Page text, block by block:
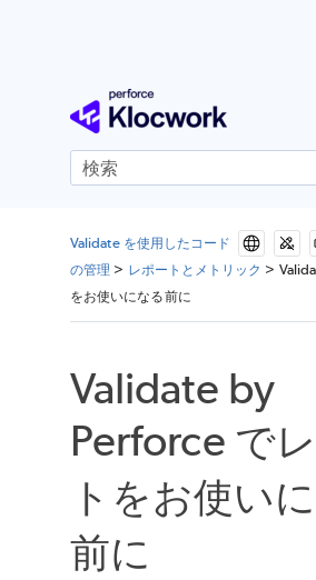
メイン コンテンツにス
Validate を使用したコード
の管理 > レポートとメトリック >
をお使いになる前に
Validate by
Perforce で
トをお使い
前に